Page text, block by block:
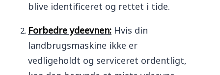
blive identificeret og rettet i tide.
Forbedre ydeevnen: Hvis din
landbrugsmaskine ikke er
vedligeholdt og serviceret ordentligt,